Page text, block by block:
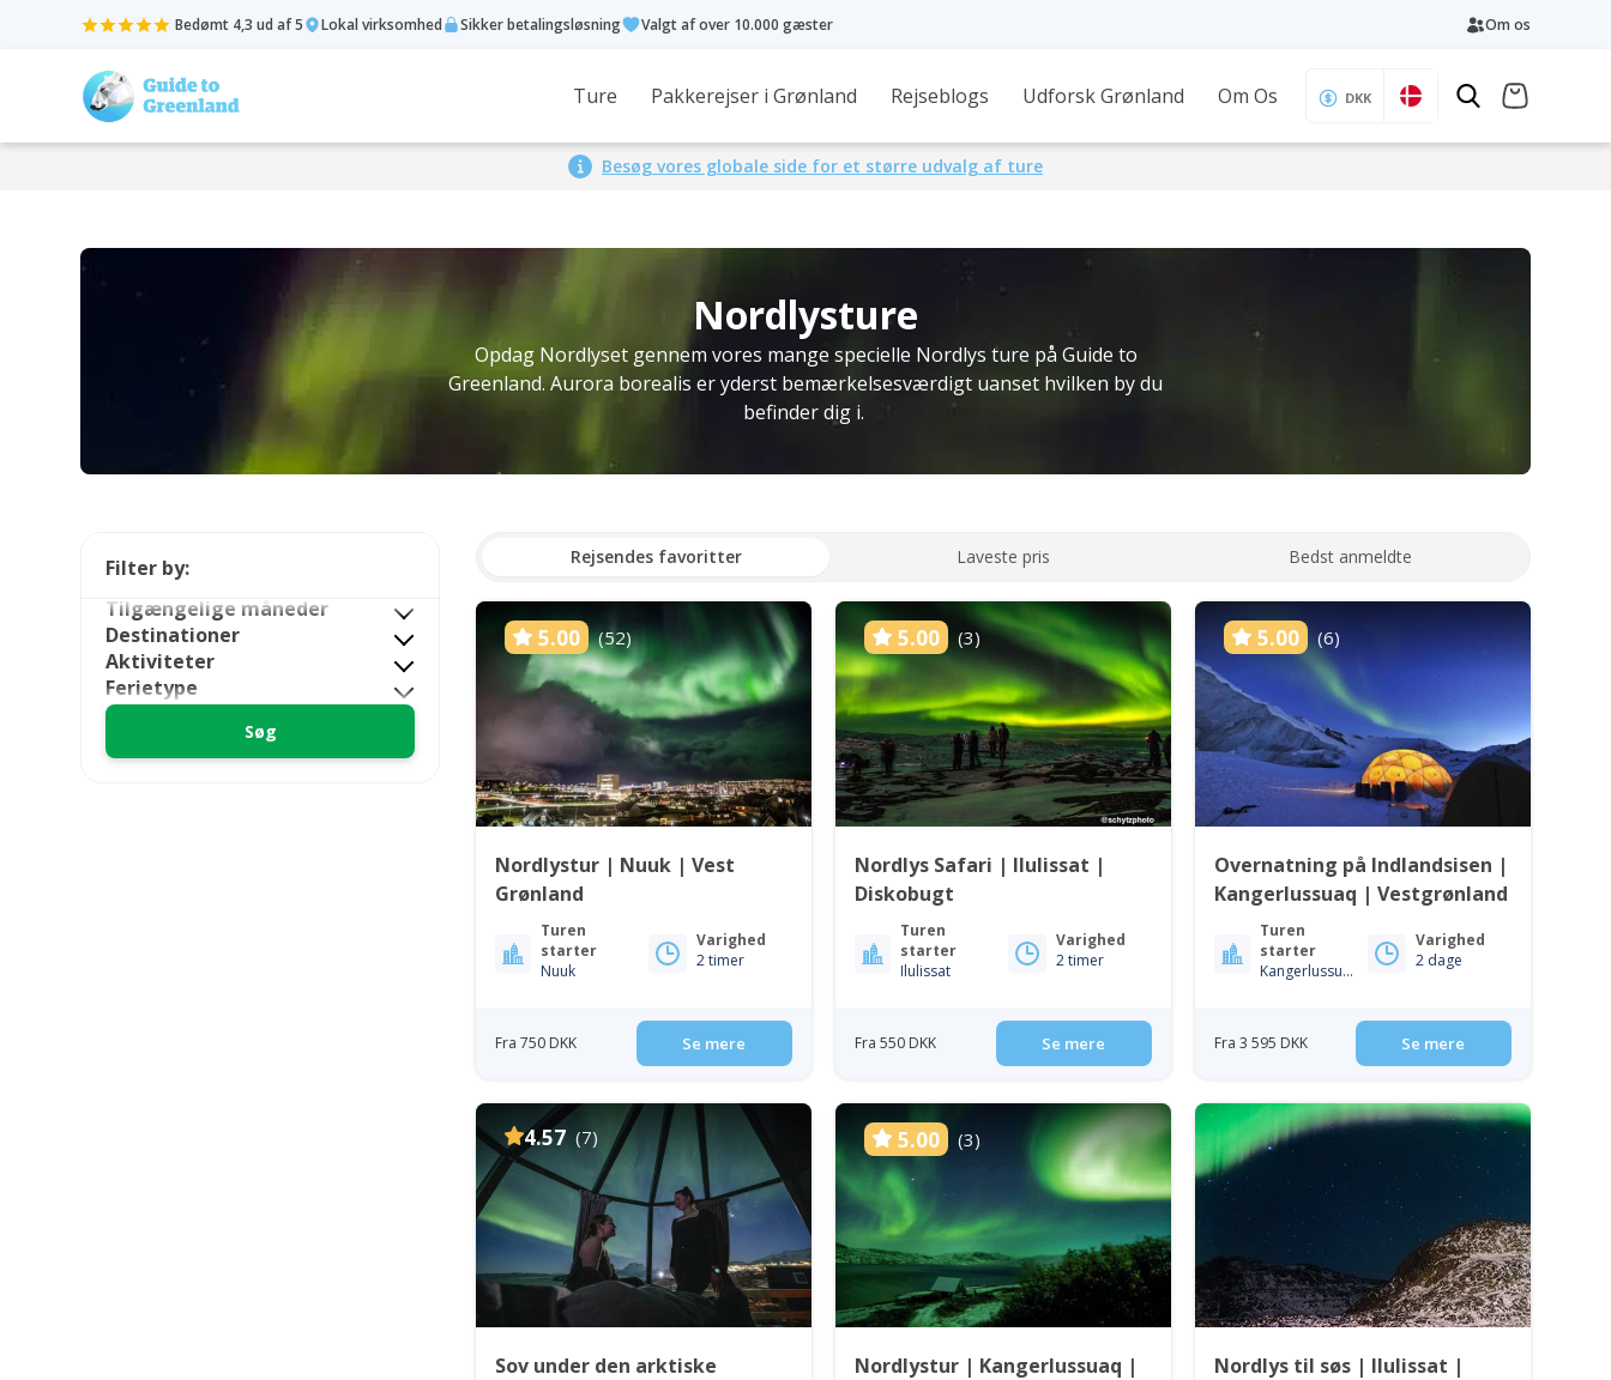
Bedømt 4,3 ud af 5 Lokal virksomhed Sikker betalingsløsning Valgt af over 10.000 gæster Om os
Ture Pakkerejser i Grønland Rejseblogs Udforsk Grønland Om Os DKK
Besøg vores globale side for et større udvalg af ture
Nordlysture
Opdag Nordlyset gennem vores mange specielle Nordlys ture på Guide to
Greenland. Aurora borealis er yderst bemærkelsesværdigt uanset hvilken by du
befinder dig i.
Rejsendes favoritter Laveste pris Bedst anmeldte
5.00 (52)
Nordlystur | Nuuk | Vest
Grønland
Turen
starter
Nuuk
Varighed
2 timer
Fra 750 DKK Se mere
5.00 (3)
Nordlys Safari | Ilulissat |
Diskobugt
Turen
starter
Ilulissat
Varighed
2 timer
Fra 550 DKK Se mere
5.00 (6)
Overnatning på Indlandsisen |
Kangerlussuaq | Vestgrønland
Turen
starter
Kangerlussuaq
Varighed
2 dage
Fra 3 595 DKK Se mere
4.57 (7)
Sov under den arktiske
5.00 (3)
Nordlystur | Kangerlussuaq |
Nordlys til søs | Ilulissat |
Filter by:
Tilgængelige måneder
Destinationer
Aktiviteter
Ferietype